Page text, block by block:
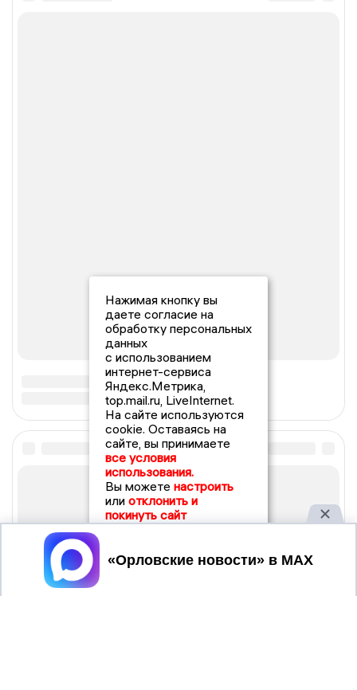
Нажимая кнопку вы
даете согласие на
обработку персональных
данных
с использованием
интернет-сервиса
Яндекс.Метрика,
top.mail.ru, LiveInternet.
На сайте используются
cookie. Оставаясь на
сайте, вы принимаете
все условия
использования.
Вы можете настроить
или отклонить и
покинуть сайт
Принять